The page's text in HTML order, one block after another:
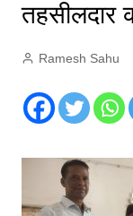
तहसीलदार
Ramesh Sahu